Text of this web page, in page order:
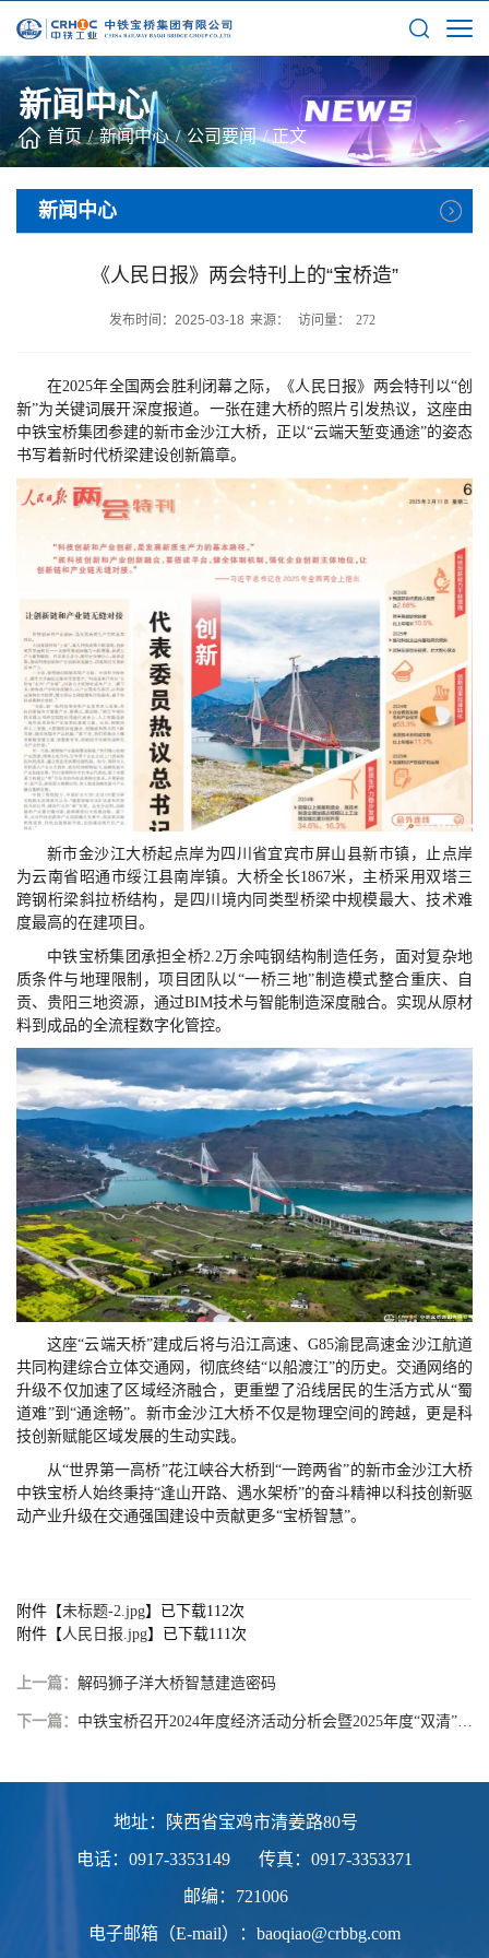
新闻中心
首页 / 新闻中心 / 公司要闻 /正文
新闻中心
《人民日报》两会特刊上的“宝桥造”
发布时间：2025-03-18 来源： 访问量： 272
在2025年全国两会胜利闭幕之际，《人民日报》两会特刊以“创
新”为关键词展开深度报道。一张在建大桥的照片引发热议，这座由
中铁宝桥集团参建的新市金沙江大桥，正以“云端天堑变通途”的姿态
书写着新时代桥梁建设创新篇章。
新市金沙江大桥起点岸为四川省宜宾市屏山县新市镇，止点岸
为云南省昭通市绥江县南岸镇。大桥全长1867米，主桥采用双塔三
跨钢桁梁斜拉桥结构，是四川境内同类型桥梁中规模最大、技术难
度最高的在建项目。
中铁宝桥集团承担全桥2.2万余吨钢结构制造任务，面对复杂地
质条件与地理限制，项目团队以“一桥三地”制造模式整合重庆、自
贡、贵阳三地资源，通过BIM技术与智能制造深度融合。实现从原材
料到成品的全流程数字化管控。
这座“云端天桥”建成后将与沿江高速、G85渝昆高速金沙江航道
共同构建综合立体交通网，彻底终结“以船渡江”的历史。交通网络的
升级不仅加速了区域经济融合，更重塑了沿线居民的生活方式从“蜀
道难”到“通途畅”。新市金沙江大桥不仅是物理空间的跨越，更是科
技创新赋能区域发展的生动实践。
从“世界第一高桥”花江峡谷大桥到“一跨两省”的新市金沙江大桥
中铁宝桥人始终秉持“逢山开路、遇水架桥”的奋斗精神以科技创新驱
动产业升级在交通强国建设中贡献更多“宝桥智慧”。
附件【未标题-2.jpg】已下载112次
附件【人民日报.jpg】已下载111次
上一篇： 解码狮子洋大桥智慧建造密码
下一篇： 中铁宝桥召开2024年度经济活动分析会暨2025年度“双清”工作推进会
地址：陕西省宝鸡市清姜路80号
电话：0917-3353149
传真：0917-3353371
邮编：721006
电子邮箱（E-mail）：baoqiao@crbbg.com